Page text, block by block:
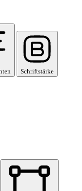
Schriftstärke